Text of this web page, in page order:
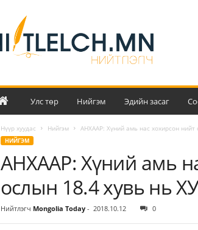
Улс төр Нийгэм Эдийн засаг
Нүүр хуудас Нийгэм АНХААР: Хүний амь нас хохирсон
НИЙГЭМ
АНХААР: Хүний амь
ослын 18.4 хувь нь
Нийтлэгч Mongolia Today- 2018.10.12 0